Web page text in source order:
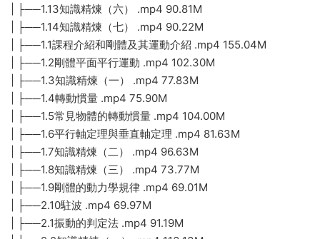
| ├──1.13知識精煉（六） .mp4 90.81M
| ├──1.14知識精煉（七） .mp4 90.22M
| ├──1.1課程介紹和剛體及其運動介紹 .mp4 155.04M
| ├──1.2剛體平面平行運動 .mp4 102.30M
| ├──1.3知識精煉（一） .mp4 77.83M
| ├──1.4轉動慣量 .mp4 75.90M
| ├──1.5常見物體的轉動慣量 .mp4 104.00M
| ├──1.6平行軸定理與垂直軸定理 .mp4 81.63M
| ├──1.7知識精煉（二） .mp4 96.63M
| ├──1.8知識精煉（三） .mp4 73.77M
| ├──1.9剛體的動力學規律 .mp4 69.01M
| ├──2.10駐波 .mp4 69.97M
| ├──2.1振動的判定法 .mp4 91.19M